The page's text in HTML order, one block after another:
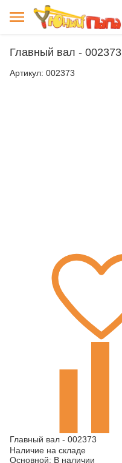
Главный вал - 002373
Артикул: 002373
Главный вал - 002373
Наличие на складе
Основной: В наличии